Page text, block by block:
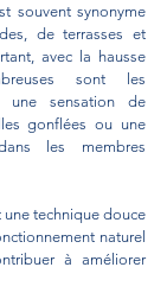
souvent synonyme
de terrasses et
avec la hausse
sont les
une sensation de
gonflées ou une
les membres
une technique douce
naturel
à améliorer